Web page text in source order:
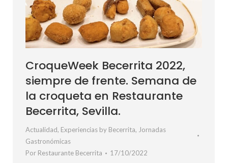
CroqueWeek Becerrita 2022,
siempre de frente. Semana de
la croqueta en Restaurante
Becerrita, Sevilla.
Actualidad, Experiencias by Becerrita, Jornadas
Gastronómicas
Por Restaurante Becerrita
17/10/2022